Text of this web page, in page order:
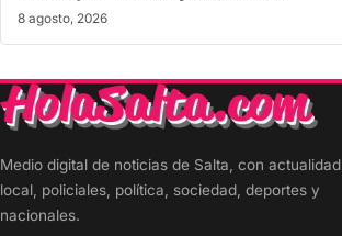
8 agosto, 2026
Medio digital de noticias de Salta, con actualidad
local, policiales, política, sociedad, deportes y
nacionales.